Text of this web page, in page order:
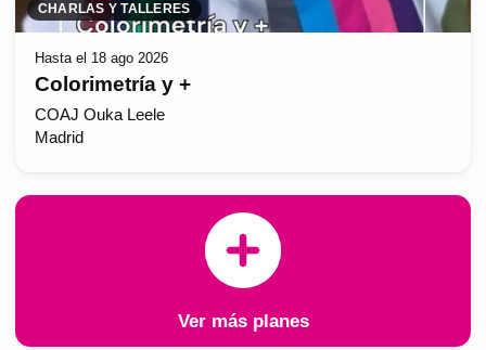
CHARLAS Y TALLERES
Hasta el 18 ago 2026
Colorimetría y +
COAJ Ouka Leele
Madrid
Ver más planes